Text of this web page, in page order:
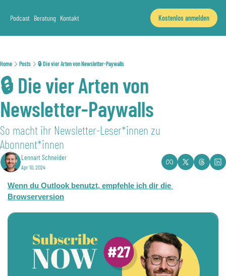
Podcast Beratung Kontakt Kostenlos anmelden
Home Posts 🔒 Die vier Arten von Newsletter-Paywalls
🔒 Die vier Arten von
Newsletter-Paywalls
So macht ihr Newsletter-Leser*innen zu
Abonnent*innen
Lennart Schneider
Apr 10, 2024
Wenn du Outlook benutzt, empfehle ich dir die
Browserversion